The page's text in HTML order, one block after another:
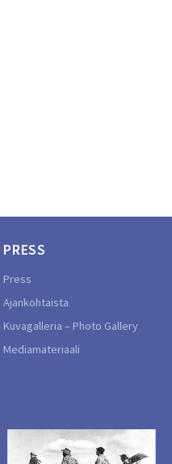
PRESS
Press
Ajankohtaista
Kuvagalleria – Photo Gallery
Mediamateriaali